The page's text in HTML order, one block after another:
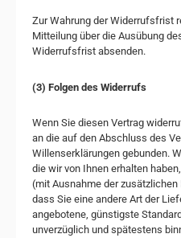
Zur Wahrung der Widerrufsfrist
Mitteilung über die Ausübung
Widerrufsfrist absenden.
(3) Folgen des Widerrufs
Wenn Sie diesen Vertrag
an die auf den Abschluss des
Willenserklärungen gebunden.
die wir von Ihnen erhalten
(mit Ausnahme der
dass Sie eine andere Art der
angebotene, günstigste
unverzüglich und spätestens